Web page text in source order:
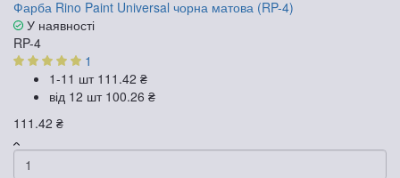
Фарба Rino Paint Universal чорна матова (RP-4)
У наявності
RP-4
1
1-11 шт 111.42 ₴
від 12 шт 100.26 ₴
111.42 ₴